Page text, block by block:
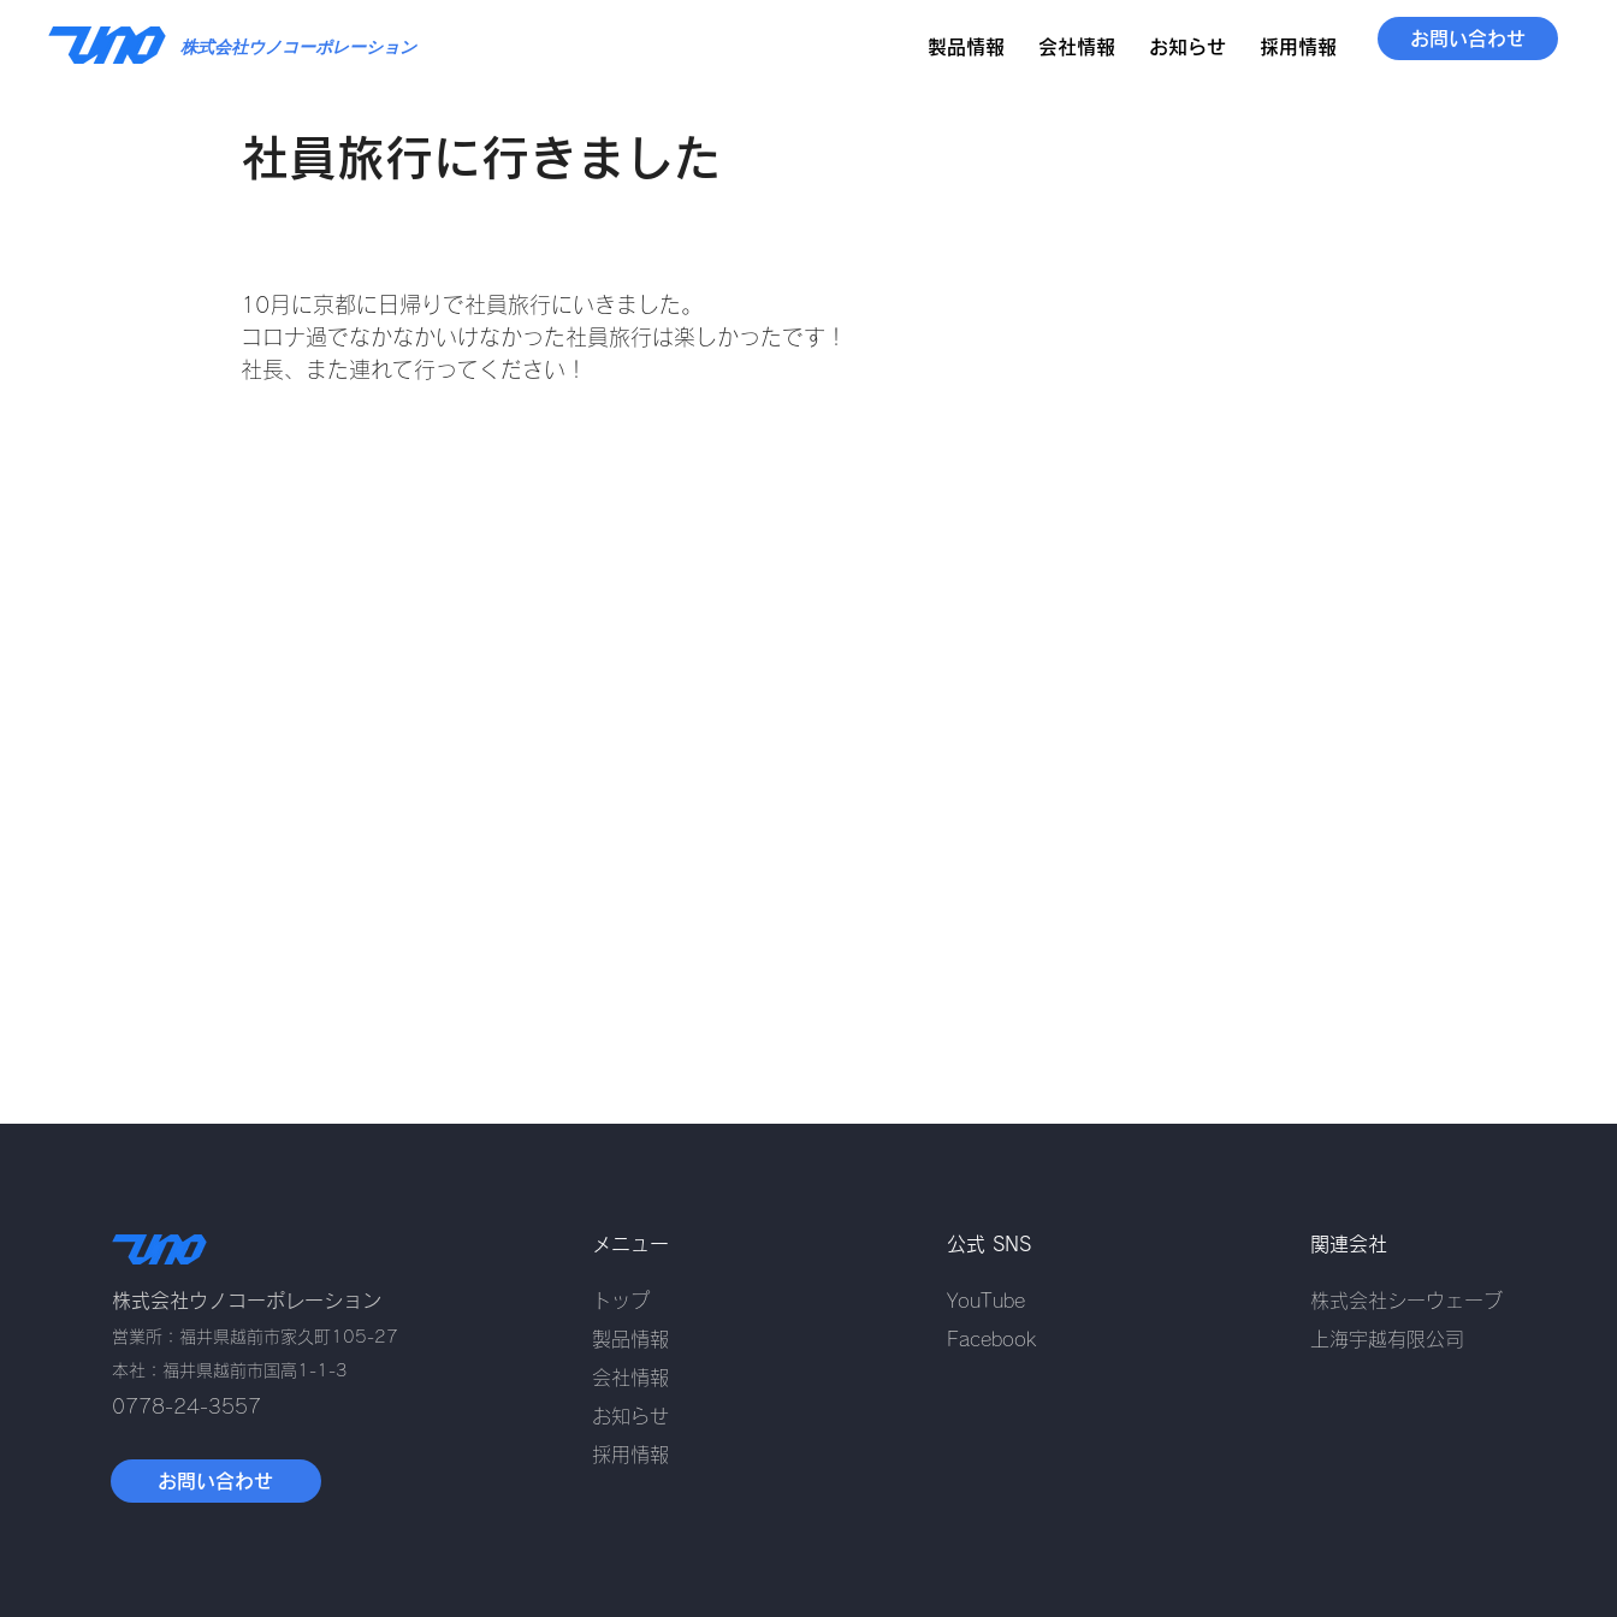
株式会社ウノコーポレーション 製品情報 会社情報 お知らせ 採用情報 お問い合わせ
社員旅行に行きました
10月に京都に日帰りで社員旅行にいきました。
コロナ過でなかなかいけなかった社員旅行は楽しかったです！
社長、また連れて行ってください！
株式会社ウノコーポレーション
営業所：福井県越前市家久町105-27
本社：福井県越前市国高1-1-3
0778-24-3557
お問い合わせ
メニュー
トップ
​製品情報
会社情報
お知らせ
​採用情報
公式 SNS
YouTube
Facebook
関連会社
株式会社シーウェーブ
​上海宇越有限公司